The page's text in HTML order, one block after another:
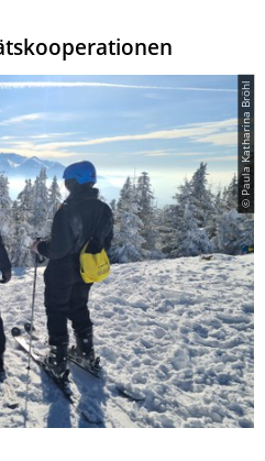
© Paula Katharina Bröhl